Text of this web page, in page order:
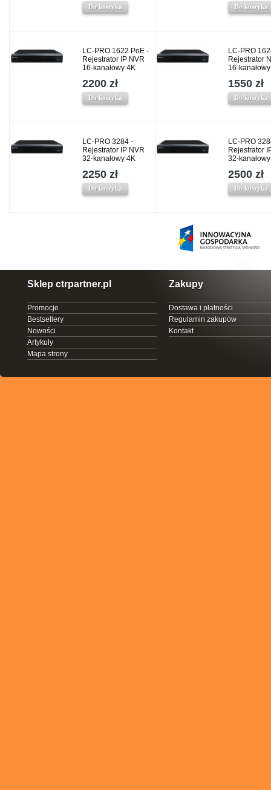
Do koszyka Do koszyka
LC-PRO 1622 PoE -
Rejestrator IP NVR
16-kanałowy 4K
2200 zł
Do koszyka
LC-PRO
Rejestrator
16-
1550 zł
Do koszyka
LC-PRO 3284 -
Rejestrator IP NVR
32-kanałowy 4K
2250 zł
Do koszyka
LC-PRO
Rejestrator
32-
2500 zł
Do koszyka
Sklep ctrpartner.pl
Promocje
Bestsellery
Nowości
Artykuły
Mapa strony
Zakupy
Dostawa i płatności
Regulamin zakupów
Kontakt